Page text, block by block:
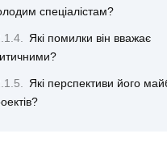
спеціалістам?
Які помилки він вважає
Які перспективи його